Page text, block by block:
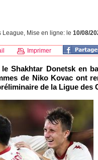
League, Mise en ligne: le 10/08/
Imprimer
Shakhtar Donetsk en
de Niko Kovac ont
de la Ligue des